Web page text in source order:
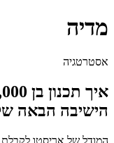
מדיה
אסטרטגיה
הישיבה הבאה